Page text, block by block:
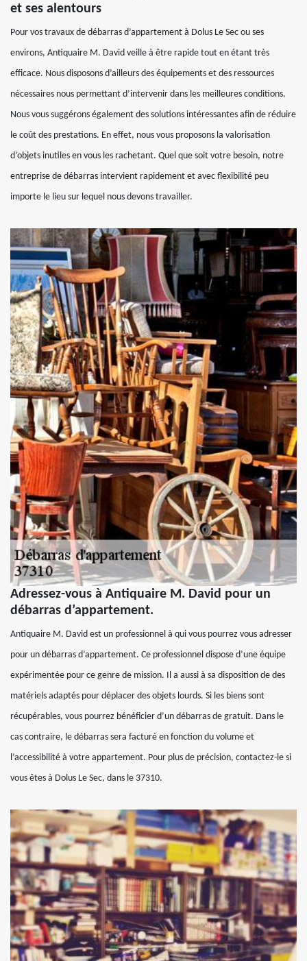
et ses alentours
Pour vos travaux de débarras d’appartement à Dolus Le Sec ou ses
environs, Antiquaire M. David veille à être rapide tout en étant très
efficace. Nous disposons d’ailleurs des équipements et des ressources
nécessaires nous permettant d’intervenir dans les meilleures conditions.
Nous vous suggérons également des solutions intéressantes afin de réduire
le coût des prestations. En effet, nous vous proposons la valorisation
d’objets inutiles en vous les rachetant. Quel que soit votre besoin, notre
entreprise de débarras intervient rapidement et avec flexibilité peu
importe le lieu sur lequel nous devons travailler.
Adressez-vous à Antiquaire M. David pour un
débarras d’appartement.
Antiquaire M. David est un professionnel à qui vous pourrez vous adresser
pour un débarras d’appartement. Ce professionnel dispose d’une équipe
expérimentée pour ce genre de mission. Il a aussi à sa disposition de des
matériels adaptés pour déplacer des objets lourds. Si les biens sont
récupérables, vous pourrez bénéficier d’un débarras de gratuit. Dans le
cas contraire, le débarras sera facturé en fonction du volume et
l’accessibilité à votre appartement. Pour plus de précision, contactez-le si
vous êtes à Dolus Le Sec, dans le 37310.